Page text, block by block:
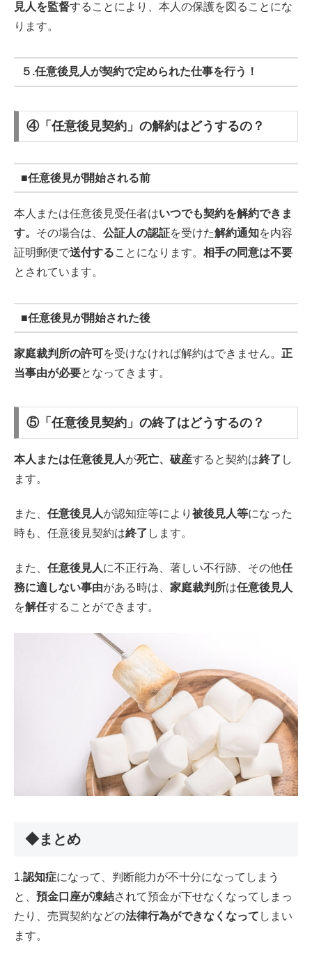
見人を監督することにより、本人の保護を図ることにな
ります。
５ .任意後見人が契約で定められた仕事を行う！
④「任意後見契約」の解約はどうするの？
■任意後見が開始される前
本人または任意後見受任者はいつでも契約を解約できま
す。 その場合は、 公証人の認証を受けた解約通知を内容
証明郵便で送付することになります。 相手の同意は不要
とされています。
■任意後見が開始された後
家庭裁判所の許可を受けなければ解約はできません。 正
当事由が必要となってきます。
⑤「任意後見契約」の終了はどうするの？
本人または任意後見人が死亡、破産すると契約は終了 し
ます。
また、 任意後見人が認知症等により 被後見人等になった
時も、任意後見契約は終了 します。
また、 任意後見人に不正行為、著しい不行跡、その他任
務に適しない事由がある時は、 家庭裁判所は任意後見人
を解任することができます。
◆まとめ
1.認知症になって、判断能力が不十分になってしまう
と、 預金口座が凍結されて預金が下せなくなってしまっ
たり、売買契約などの法律行為ができなくなって しまい
ます。